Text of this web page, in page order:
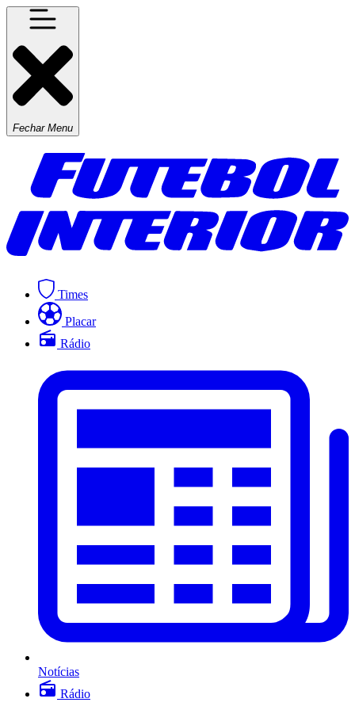
Fechar Menu
Times
Placar
Rádio
Notícias
Rádio